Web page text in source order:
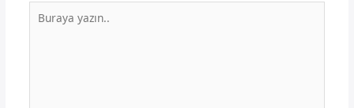
yazın..